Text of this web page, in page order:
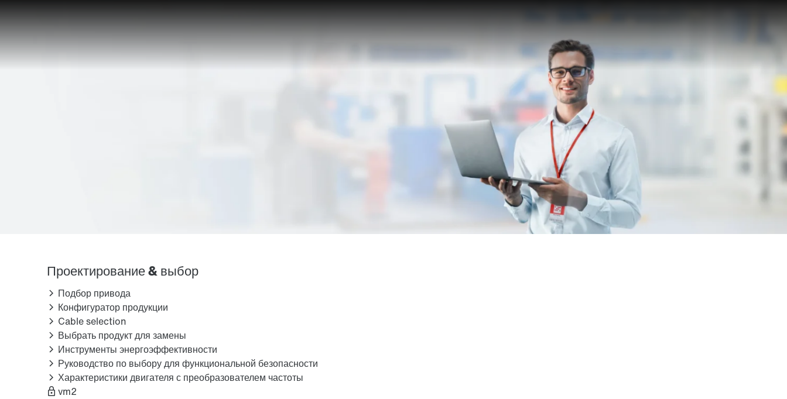
Проектирование & выбор
Подбор привода
Конфигуратор продукции
Cable selection
Выбрать продукт для замены
Инструменты энергоэффективности
Руководство по выбору для функциональной безопасности
Характеристики двигателя с преобразователем частоты
vm2